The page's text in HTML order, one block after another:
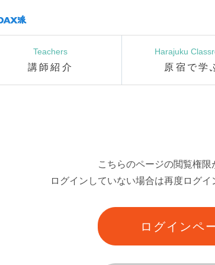
Teachers
講師紹介
Harajuku
原宿で学
こちらのページの閲覧権限
ログインしていない場合は再度ログイ
ログインペ